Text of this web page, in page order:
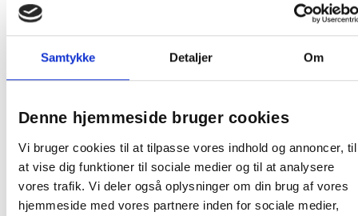
Samtykke Detaljer Om
Denne hjemmeside bruger cookies
Vi bruger cookies til at tilpasse vores indhold og annoncer, til
at vise dig funktioner til sociale medier og til at analysere
vores trafik. Vi deler også oplysninger om din brug af vores
hjemmeside med vores partnere inden for sociale medier,
Miljøvenlig:Produceret i genanvendeligt og
bæredygtigt materiale
En kompakt og professionel emballageløsning, der
Bølgepapkasse fra Master'In. Bølgepapkassen lukkes
Længde: 310 mm
Bredde: 230 mm
Højde: 100 mm